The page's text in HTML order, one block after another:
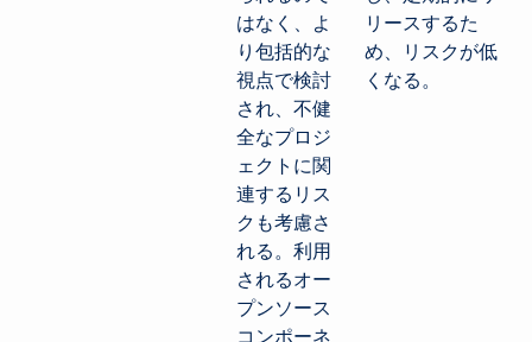
はなく、よ
り包括的な
視点で検討
され、不健
全なプロジ
ェクトに関
連するリス
クも考慮さ
れる。利用
されるオー
プンソース
リースするた
め、リスクが低
くなる。